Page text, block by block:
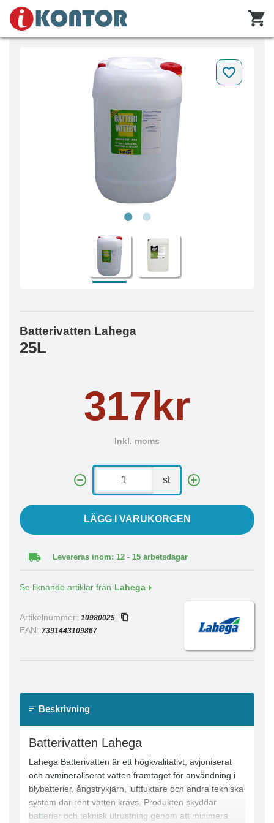
Batterivatten Lahega
25L
317kr
Inkl. moms
st
LÄGG I VARUKORGEN
Levereras inom: 12 - 15 arbetsdagar
Se liknande artiklar från Lahega
Artikelnummer: 10980025
EAN: 7391443109867
Beskrivning
Batterivatten Lahega
Lahega Batterivatten är ett högkvalitativt, avjoniserat
och avmineraliserat vatten framtaget för användning i
blybatterier, ångstrykjärn, luftfuktare och andra tekniska
system där rent vatten krävs. Produkten skyddar
batterier och teknisk utrustning genom att minimera